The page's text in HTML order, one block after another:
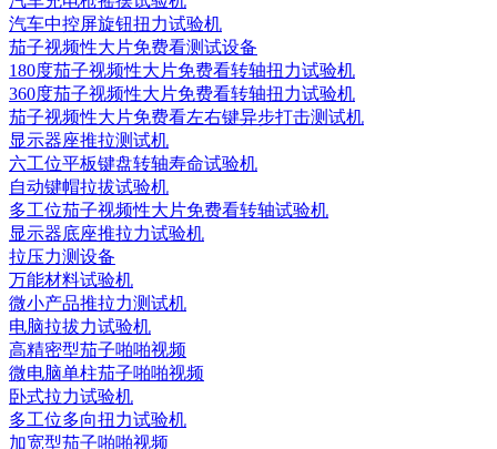
汽车中控屏旋钮扭力试验机
茄子视频性大片免费看测试设备
180度茄子视频性大片免费看转轴扭力试验机
360度茄子视频性大片免费看转轴扭力试验机
茄子视频性大片免费看左右键异步打击测试机
显示器座推拉测试机
六工位平板键盘转轴寿命试验机
自动键帽拉拔试验机
多工位茄子视频性大片免费看转轴试验机
显示器底座推拉力试验机
拉压力测设备
万能材料试验机
微小产品推拉力测试机
电脑拉拔力试验机
高精密型茄子啪啪视频
微电脑单柱茄子啪啪视频
卧式拉力试验机
多工位多向扭力试验机
加宽型茄子啪啪视频